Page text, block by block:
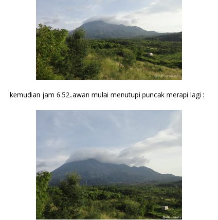
kemudian jam 6.52..awan mulai menutupi puncak merapi lagi :